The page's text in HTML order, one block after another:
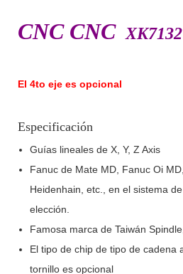
CNC CNC XK7132
El 4to eje es opcional
Especificación
Guías lineales de X, Y, Z Axis
Fanuc de Mate MD, Fanuc Oi
Heidenhain, etc., en el sistema
elección.
Famosa marca de Taiwán
El tipo de chip de tipo de cadena
tornillo es opcional